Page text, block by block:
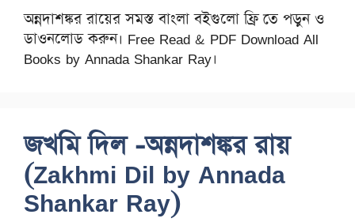
অন্নদাশঙ্কর রায়ের সমস্ত বাংলা বইগুলো ফ্রি তে পড়ুন ও
ডাওনলোড করুন। Free Read & PDF Download All
Books by Annada Shankar Ray।
জখমি দিল -অন্নদাশঙ্কর রায়
(Zakhmi Dil by Annada
Shankar Ray)